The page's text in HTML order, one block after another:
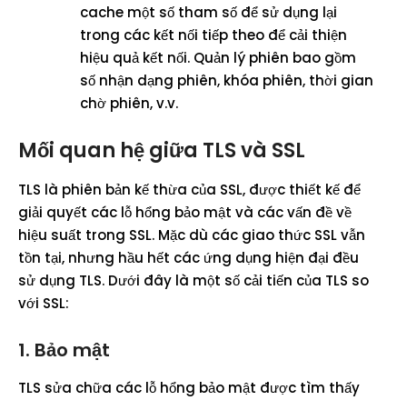
cache một số tham số để sử dụng lại
trong các kết nối tiếp theo để cải thiện
hiệu quả kết nối. Quản lý phiên bao gồm
số nhận dạng phiên, khóa phiên, thời gian
chờ phiên, v.v.
Mối quan hệ giữa TLS và SSL
TLS là phiên bản kế thừa của SSL, được thiết kế để
giải quyết các lỗ hổng bảo mật và các vấn đề về
hiệu suất trong SSL. Mặc dù các giao thức SSL vẫn
tồn tại, nhưng hầu hết các ứng dụng hiện đại đều
sử dụng TLS. Dưới đây là một số cải tiến của TLS so
với SSL:
1. Bảo mật
TLS sửa chữa các lỗ hổng bảo mật được tìm thấy